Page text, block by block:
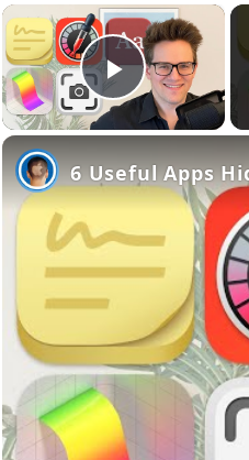
×
Play
6 Useful Apps